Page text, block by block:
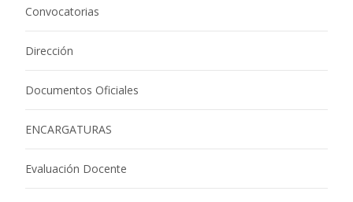
Convocatorias
Dirección
Documentos Oficiales
ENCARGATURAS
Evaluación Docente